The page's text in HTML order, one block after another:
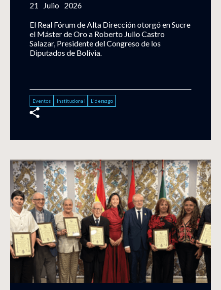
21 Julio 2026
El Real Fórum de Alta Dirección otorgó en Sucre
el Máster de Oro a Roberto Julio Castro
Salazar, Presidente del Congreso de los
Diputados de Bolivia.
Eventos Institucional Liderazgo